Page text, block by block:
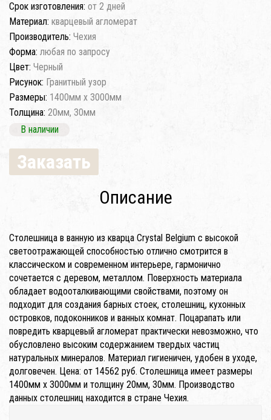
Срок изготовления: от 2 дней
Материал: кварцевый агломерат
Производитель: Чехия
Форма: любая по запросу
Цвет: Черный
Рисунок: Гранитный узор
Размеры: 1400мм x 3000мм
Толщина: 20мм, 30мм
В наличии
Заказать
Описание
Столешница в ванную из кварца Crystal Belgium с высокой
светоотражающей способностью отлично смотрится в
классическом и современном интерьере, гармонично
сочетается с деревом, металлом. Поверхность материала
обладает водооталкивающими свойствами, поэтому он
подходит для создания барных стоек, столешниц, кухонных
островков, подоконников и ванных комнат. Поцарапать или
повредить кварцевый агломерат практически невозможно, что
обусловлено высоким содержанием твердых частиц
натуральных минералов. Материал гигиеничен, удобен в уходе,
долговечен. Цена: от 14562 руб. Столешница имеет размеры
1400мм x 3000мм и толщину 20мм, 30мм. Производство
данных столешниц находится в стране Чехия.